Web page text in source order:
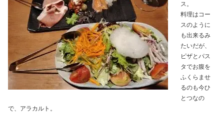
ス。
料理はコー
スのように
も出来るみ
たいだが、
ピザとパス
タでお腹を
ふくらませ
るのも今ひ
とつなの
で、アラカルト。